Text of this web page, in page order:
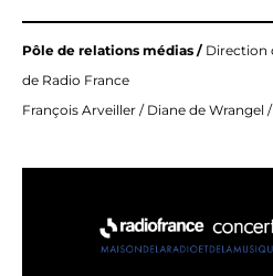
Pôle de relations médias / Direction
de Radio France
François Arveiller / Diane de Wrangel